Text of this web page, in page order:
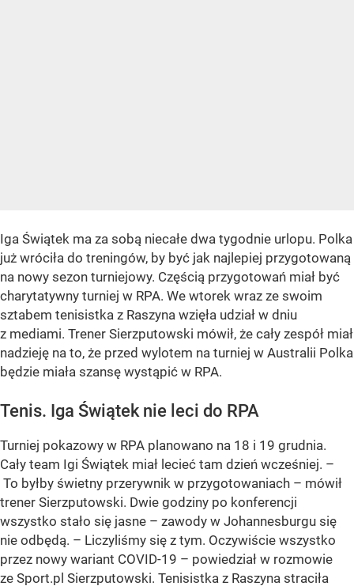
Iga Świątek ma za sobą niecałe dwa tygodnie urlopu. Polka
już wróciła do treningów, by być jak najlepiej przygotowaną
na nowy sezon turniejowy. Częścią przygotowań miał być
charytatywny turniej w RPA. We wtorek wraz ze swoim
sztabem tenisistka z Raszyna wzięła udział w dniu
z mediami. Trener Sierzputowski mówił, że cały zespół miał
nadzieję na to, że przed wylotem na turniej w Australii Polka
będzie miała szansę wystąpić w RPA.
Tenis. Iga Świątek nie leci do RPA
Turniej pokazowy w RPA planowano na 18 i 19 grudnia.
Cały team Igi Świątek miał lecieć tam dzień wcześniej. –
To byłby świetny przerywnik w przygotowaniach – mówił
trener Sierzputowski. Dwie godziny po konferencji
wszystko stało się jasne – zawody w Johannesburgu się
nie odbędą. – Liczyliśmy się z tym. Oczywiście wszystko
przez nowy wariant COVID-19 – powiedział w rozmowie
ze Sport.pl Sierzputowski. Tenisistka z Raszyna straciła